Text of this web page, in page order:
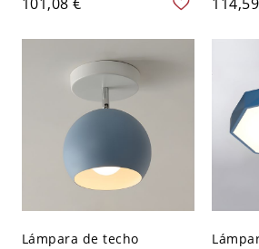
luz accesorios de luz
empotrados - Azul 110 A
120 V 20,32 cm
- Azul
Lámpara de techo